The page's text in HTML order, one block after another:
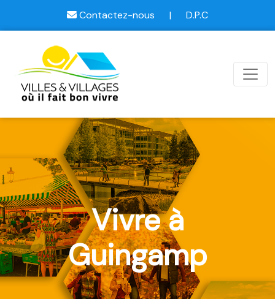
Contactez-nous | D.P.C
Vivre à
Guingamp